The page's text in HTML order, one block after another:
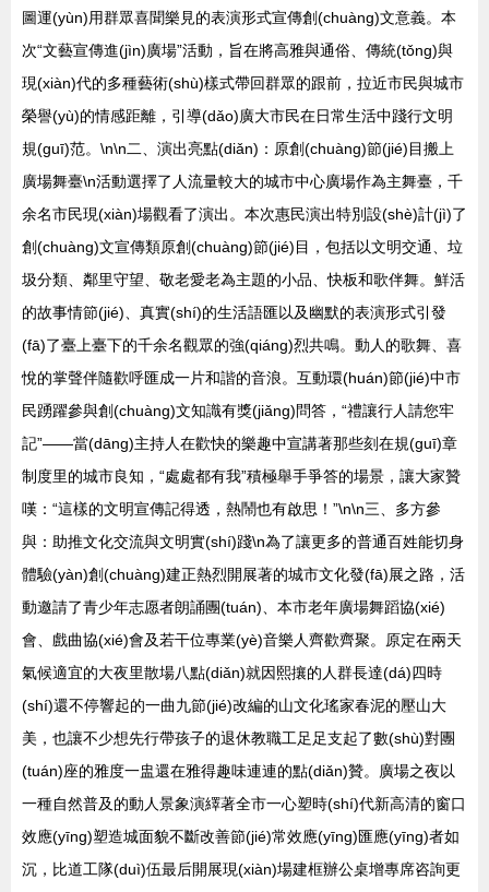
圖運(yùn)用群眾喜聞樂見的表演形式宣傳創(chuàng)文意義。本
次“文藝宣傳進(jìn)廣場”活動，旨在將高雅與通俗、傳統(tǒng)與
現(xiàn)代的多種藝術(shù)樣式帶回群眾的跟前，拉近市民與城市
榮譽(yù)的情感距離，引導(dǎo)廣大市民在日常生活中踐行文明
規(guī)范。\n\n二、演出亮點(diǎn)：原創(chuàng)節(jié)目搬上
廣場舞臺\n活動選擇了人流量較大的城市中心廣場作為主舞臺，千
余名市民現(xiàn)場觀看了演出。本次惠民演出特別設(shè)計(jì)了
創(chuàng)文宣傳類原創(chuàng)節(jié)目，包括以文明交通、垃
圾分類、鄰里守望、敬老愛老為主題的小品、快板和歌伴舞。鮮活
的故事情節(jié)、真實(shí)的生活語匯以及幽默的表演形式引發
(fā)了臺上臺下的千余名觀眾的強(qiáng)烈共鳴。動人的歌舞、喜
悅的掌聲伴隨歡呼匯成一片和諧的音浪。互動環(huán)節(jié)中市
民踴躍參與創(chuàng)文知識有獎(jiǎng)問答，“禮讓行人請您牢
記”——當(dāng)主持人在歡快的樂趣中宣講著那些刻在規(guī)章
制度里的城市良知，“處處都有我”積極舉手爭答的場景，讓大家贊
嘆：“這樣的文明宣傳記得透，熱鬧也有啟思！”\n\n三、多方參
與：助推文化交流與文明實(shí)踐\n為了讓更多的普通百姓能切身
體驗(yàn)創(chuàng)建正熱烈開展著的城市文化發(fā)展之路，活
動邀請了青少年志愿者朗誦團(tuán)、本市老年廣場舞蹈協(xié)
會、戲曲協(xié)會及若干位專業(yè)音樂人齊歡齊聚。原定在兩天
氣候適宜的大夜里散場八點(diǎn)就因熙攘的人群長達(dá)四時
(shí)還不停響起的一曲九節(jié)改編的山文化瑤家春泥的壓山大
美，也讓不少想先行帶孩子的退休教職工足足支起了數(shù)對團
(tuán)座的雅度一盅還在雅得趣味連連的點(diǎn)贊。廣場之夜以
一種自然普及的動人景象演繹著全市一心塑時(shí)代新高清的窗口
效應(yīng)塑造城面貌不斷改善節(jié)常效應(yīng)匯應(yīng)者如
沉，比道工隊(duì)伍最后開展現(xiàn)場建框辦公桌增專席咨詢更